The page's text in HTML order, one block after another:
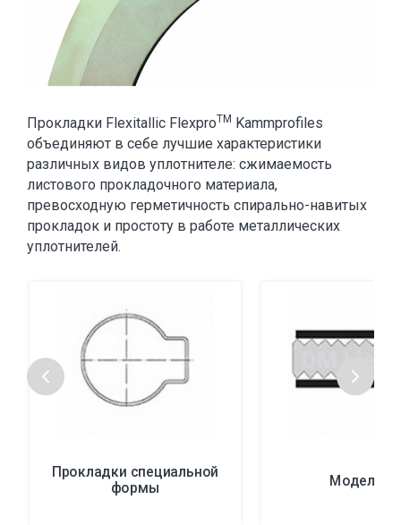
Прокладки Flexitallic FlexproTM Kammprofiles
объединяют в себе лучшие характеристики
различных видов уплотнителе: сжимаемость
листового прокладочного материала,
превосходную герметичность спирально-навитых
прокладок и простоту в работе металлических
уплотнителей.
Прокладки специальной
формы Модель